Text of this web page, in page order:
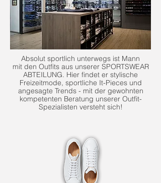
Absolut sportlich unterwegs ist Mann
mit den Outfits aus unserer SPORTSWEAR
ABTEILUNG. Hier findet er stylische
Freizeitmode, sportliche It-Pieces und
angesagte Trends - mit der gewohnten
kompetenten Beratung unserer Outfit-
Spezialisten versteht sich!